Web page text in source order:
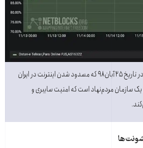
داده‌های شرکت نت‌بلاکس در تاریخ ۲۵ آبان ۹۸ که مسدود شدن اینترنت در ایران
سازمان مردم‌نهاد است که امنیت سایبری و